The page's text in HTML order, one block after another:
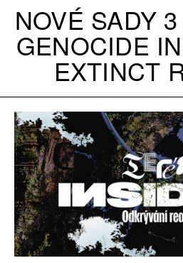
NOVÉ SADY
GENOCIDE
EXTINCT